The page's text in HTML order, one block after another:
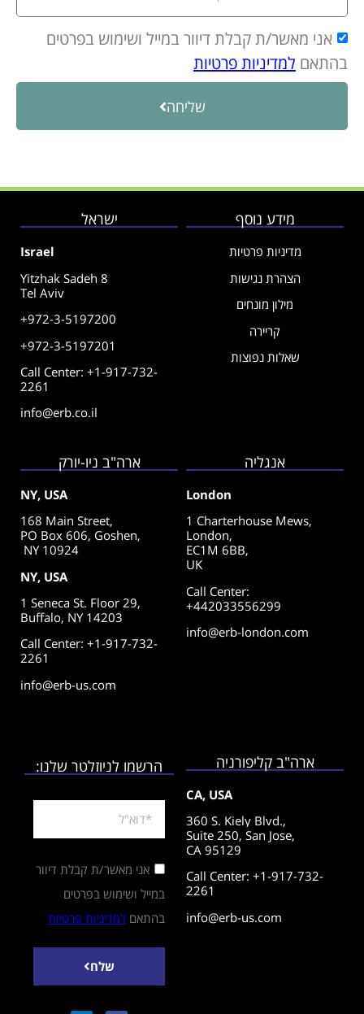
אני מאשר/ת קבלת דיוור במייל ושימוש בפרטים
בהתאם למדיניות פרטיות
שליחה
מידע נוסף
מדיניות פרטיות
הצהרת נגישות
מילון מונחים
קריירה
שאלות נפוצות
ישראל
Israel
Yitzhak Sadeh 8
Tel Aviv
+972-3-5197200
+972-3-5197201
Call Center: +1-917-732-
2261
info@erb.co.il
אנגליה
London
1 Charterhouse Mews,
London,
EC1M 6BB,
UK
Call Center:
+442033556299
info@erb-london.com
ארה"ב ניו-יורק
NY, USA
168 Main Street,
PO Box 606, Goshen,
NY 10924
NY, USA
1 Seneca St. Floor 29,
Buffalo, NY 14203
Call Center: +1-917-732-
2261
info@erb-us.com
ארה"ב קליפורניה
CA, USA
360 S. Kiely Blvd.,
Suite 250, San Jose,
CA 95129
Call Center: +1-917-732-
2261
info@erb-us.com
הרשמו לניוזלטר שלנו:
אני מאשר/ת קבלת דיוור
במייל ושימוש בפרטים
בהתאם למדיניות פרטיות
שלח